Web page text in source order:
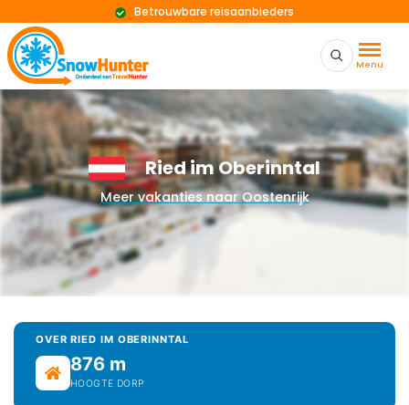
Menu
Betrouwbare reisaanbieders
Ried im Oberinntal
Meer vakanties naar Oostenrijk
OVER RIED IM OBERINNTAL
876 m
HOOGTE DORP